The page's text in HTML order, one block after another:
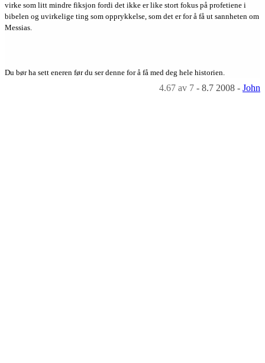
virke som litt mindre fiksjon fordi det ikke er like stort fokus på profetiene i
bibelen og uvirkelige ting som opprykkelse, som det er for å få ut sannheten om
Messias.
Du bør ha sett eneren før du ser denne for å få med deg hele historien.
4.67 av 7 - 8.7 2008 - John